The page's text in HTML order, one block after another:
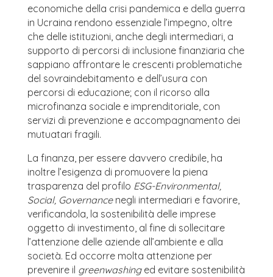
economiche della crisi pandemica e della guerra
in Ucraina rendono essenziale l’impegno, oltre
che delle istituzioni, anche degli intermediari, a
supporto di percorsi di inclusione finanziaria che
sappiano affrontare le crescenti problematiche
del sovraindebitamento e dell’usura con
percorsi di educazione; con il ricorso alla
microfinanza sociale e imprenditoriale, con
servizi di prevenzione e accompagnamento dei
mutuatari fragili.
La finanza, per essere davvero credibile, ha
inoltre l’esigenza di promuovere la piena
trasparenza del profilo ESG-Environmental,
Social, Governancenegli intermediari e favorire,
verificandola, la sostenibilità delle imprese
oggetto di investimento, al fine di sollecitare
l’attenzione delle aziende all’ambiente e alla
società. Ed occorre molta attenzione per
prevenire il greenwashinged evitare sostenibilità